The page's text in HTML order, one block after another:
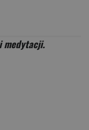
medytacji.